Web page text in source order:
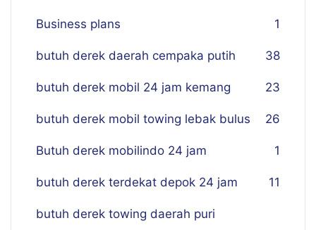
Business plans 1
butuh derek daerah cempaka putih 38
butuh derek mobil 24 jam kemang 23
butuh derek mobil towing lebak bulus 26
Butuh derek mobilindo 24 jam 1
butuh derek terdekat depok 24 jam 11
butuh derek towing daerah puri